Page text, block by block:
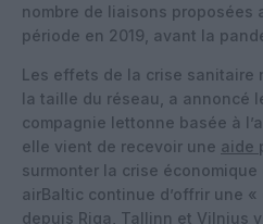
nombre de liaisons proposées
période en 2019, avant la
Les effets de la crise sanitaire
la taille du réseau, a annoncé
compagnie lettonne basée à
elle vient de recevoir une aide
surmonter la crise économique
airBaltic continue d’offrir une
depuis Riga, Tallinn et Vilnius